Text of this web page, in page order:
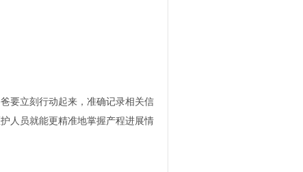
要立刻行动起来，准确记录相关信
人员就能更精准地掌握产程进展情